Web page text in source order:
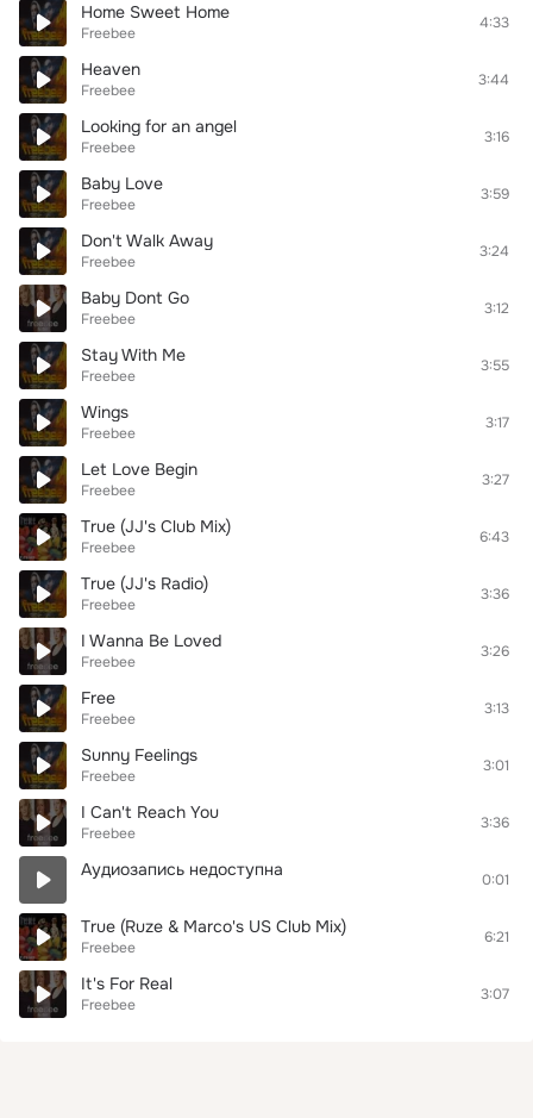
Home Sweet Home
Freebee
4:33
Heaven
Freebee
3:44
Looking for an angel
Freebee
3:16
Baby Love
Freebee
3:59
Don't Walk Away
Freebee
3:24
Baby Dont Go
Freebee
3:12
Stay With Me
Freebee
3:55
Wings
Freebee
3:17
Let Love Begin
Freebee
3:27
True (JJ's Club Mix)
Freebee
6:43
True (JJ's Radio)
Freebee
3:36
I Wanna Be Loved
Freebee
3:26
Free
Freebee
3:13
Sunny Feelings
Freebee
3:01
I Can't Reach You
Freebee
3:36
Аудиозапись недоступна 0:01
True (Ruze & Marco's US Club Mix)
Freebee
6:21
It's For Real
Freebee
3:07